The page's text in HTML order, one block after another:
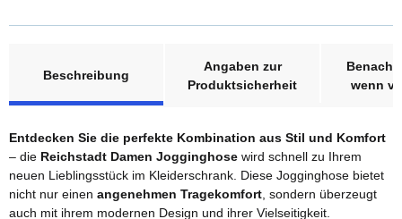
Beschreibung
Angaben zur
Produktsicherheit
wenn
Entdecken Sie die perfekte Kombination aus Stil und Komfort
– die Reichstadt Damen Jogginghose wird schnell zu Ihrem
neuen Lieblingsstück im Kleiderschrank. Diese Jogginghose bietet
nicht nur einen angenehmen Tragekomfort, sondern überzeugt
auch mit ihrem modernen Design und ihrer Vielseitigkeit.